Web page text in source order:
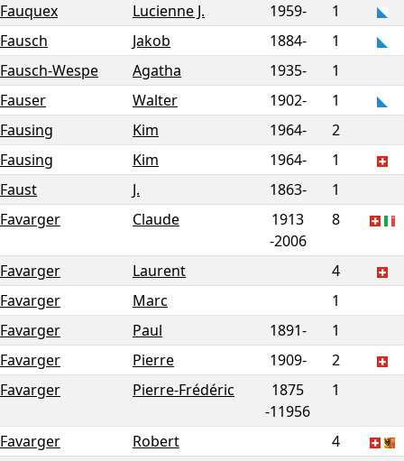
Fauquex
Lucienne J. 1959-
1
Fausch
Jakob 1884-
1
Fausch-Wespe
Agatha 1935-
1
Fauser
Walter 1902-
1
Fausing
Kim 1964-
2
Fausing
Kim 1964-
1
Faust
J. 1863-
1
Favarger
Claude
1913
-2006
8
Favarger Laurent
4
Favarger
Marc
1
Favarger
Paul 1891-
1
Favarger
Pierre 1909-
2
Favarger
Pierre-Frédéric
1875
-11956
1
Favarger Robert 4